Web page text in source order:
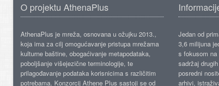
O projektu AthenaPlus
AthenaPlus je mreža, osnovana u ožujku 2013.,
koja ima za cilj omogućavanje pristupa mrežama
kulturne baštine, obogaćivanje metapodataka,
poboljšanje višejezične terminologije, te
prilagođavanje podataka korisnicima s različitim
potrebama. Konzorcij Athene Plus sastoji se od
Jedan od
3,6 milijuna
s fokusom
sadržaj
posredni
arhivi,